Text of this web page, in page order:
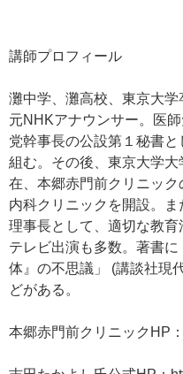
講師プロフィール
灘中学、灘高校、東京大学
元NHKアナウンサー。医
党幹事長の公設第１秘書
組む。その後、東京大学
在、本郷赤門前クリニッ
内科クリニックを開設。
理事長として、適切な教育
テレビ出演も多数。著書
体』の不思議」 (講談社現
どがある。
本郷赤門前クリニックHP